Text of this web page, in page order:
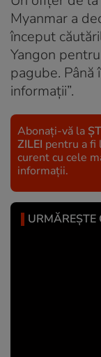
Myanmar a
început
Yangon
pagube. Până
informații”.
Abonați-vă la
ZILEI pentru a fi
curent cu cele
informații.
URMĂREȘTE